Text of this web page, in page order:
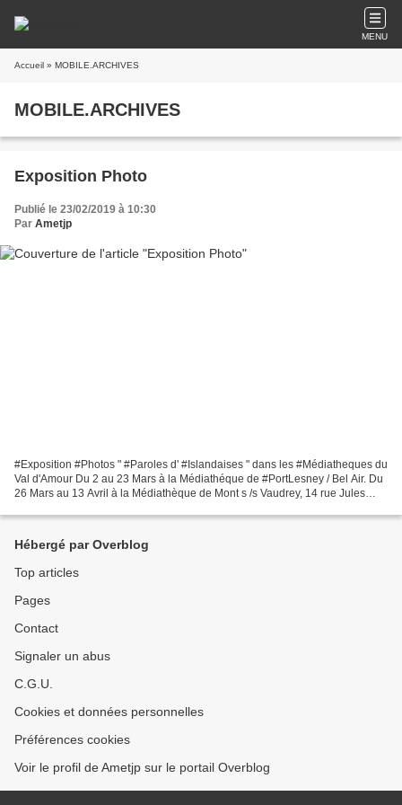
MENU
Accueil » MOBILE.ARCHIVES
MOBILE.ARCHIVES
Exposition Photo
Publié le 23/02/2019 à 10:30
Par Ametjp
#Exposition #Photos " #Paroles d' #Islandaises " dans les #Médiatheques du
Val d'Amour Du 2 au 23 Mars à la Médiathéque de #PortLesney / Bel Air. Du
26 Mars au 13 Avril à la Médiathèque de Mont s /s Vaudrey, 14 rue Jules
Hébergé par Overblog
Top articles
Pages
Contact
Signaler un abus
C.G.U.
Cookies et données personnelles
Préférences cookies
Voir le profil de Ametjp sur le portail Overblog